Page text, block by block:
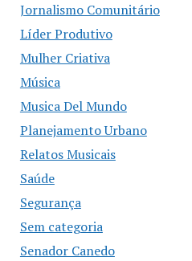
Jornalismo Comunitário
Líder Produtivo
Mulher Criativa
Música
Musica Del Mundo
Planejamento Urbano
Relatos Musicais
Saúde
Segurança
Sem categoria
Senador Canedo